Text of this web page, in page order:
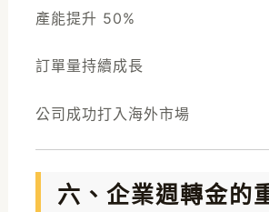
產能提升 50%
訂單量持續成長
公司成功打入海外市場
六、企業週轉金的